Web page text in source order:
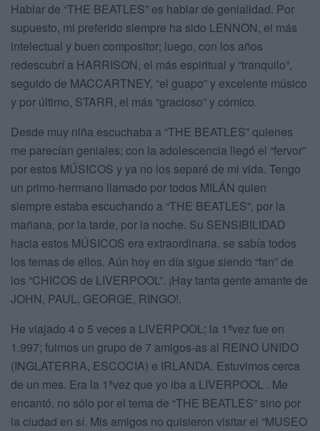
Hablar de “THE BEATLES” es hablar de genialidad. Por
supuesto, mi preferido siempre ha sido LENNON, el más
intelectual y buen compositor; luego, con los años
redescubrí a HARRISON, el más espiritual y “tranquilo”,
seguido de MACCARTNEY, “el guapo” y excelente músico
y por último, STARR, el más “gracioso” y cómico.
Desde muy niña escuchaba a “THE BEATLES” quienes
me parecían geniales; con la adolescencia llegó el “fervor”
por estos MÚSICOS y ya no los separé de mi vida. Tengo
un primo-hermano llamado por todos MILÁN quien
siempre estaba escuchando a “THE BEATLES”, por la
mañana, por la tarde, por la noche. Su SENSIBILIDAD
hacia estos MÚSICOS era extraordinaria, se sabía todos
los temas de ellos. Aún hoy en día sigue siendo “fan” de
los “CHICOS de LIVERPOOL”. ¡Hay tanta gente amante de
JOHN, PAUL, GEORGE, RINGO!.
He viajado 4 o 5 veces a LIVERPOOL; la 1ªvez fue en
1.997; fuimos un grupo de 7 amigos-as al REINO UNIDO
(INGLATERRA, ESCOCIA) e IRLANDA. Estuvimos cerca
de un mes. Era la 1ªvez que yo iba a LIVERPOOL . Me
encantó, no sólo por el tema de “THE BEATLES” sino por
la ciudad en sí. Mis amigos no quisieron visitar el “MUSEO